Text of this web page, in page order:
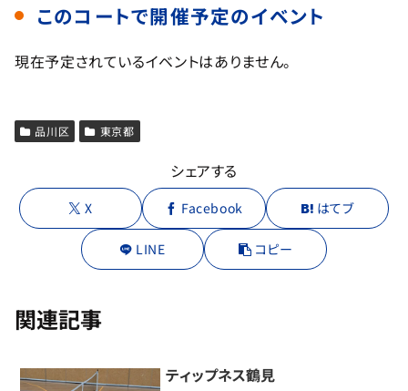
このコートで開催予定のイベント
現在予定されているイベントはありません。
品川区 東京都
シェアする
X Facebook はてブ
LINE コピー
関連記事
ティップネス鶴見